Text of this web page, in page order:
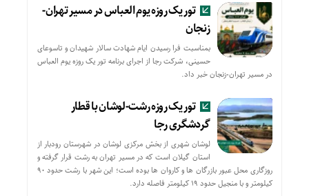
تور یک روزه یوم العباس در مسیر تهران-
زنجان
بمناسبت فرا رسیدن ایام شهادت سالار شهیدان و تاسوعای
حسینی، شرکت رجا از اجرای برنامه تور یک روزه یوم العباس
در مسیر تهران-زنجان خبر داد.
تور یک روزه رشت-لوشان با قطار
گردشگری رجا
لوشان شهری از بخش مرکزی لوشان در شهرستان رودبار از
استان گیلان است که در مسیر تهران به رشت قرار گرفته و
روزگاری محل عبور بازرگان ها و کاروان ها بوده است؛ این شهر با رشت حدود ۹۰
کیلومتر و با منجیل حدود ۱۹ کیلومتر فاصله دارد.